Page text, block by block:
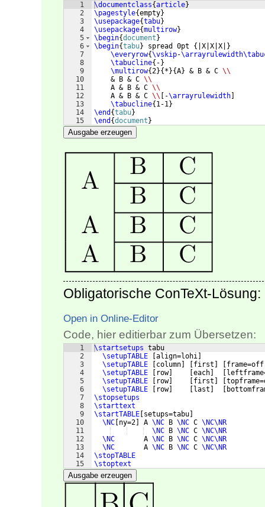
1
2
3
4
5
6
7
8
9
10
11
12
13
14
15
\documentclass{article}
\pagestyle{empty}
\usepackage{tabu}
\usepackage{multirow}
\begin{document }
\begin{tabu} spread 0pt { |X|X|X|
}
\everyrow{\vskip-
\tabucline{ - }
\multirow{2}{ * }{A} & B & C \\
    & B & C
\\
    A & B & C
\\
    A & B & C
\\ -\arrayrulewidth
\tabucline{ 1-1}
\end {tabu}
\end {document }
Ausgabe erzeugen
Obligatorische ConTeXt-Lösung:
Open in Online-Editor
Code, hier editierbar zum Übersetzen:
1
2
3
4
5
6
7
8
9
10
11
12
13
14
15
\startsetups tabu
\setupTABLE
align=lohi
\setupTABLE
column first frame=off
\setupTABLE
row] each
\setupTABLE
row] first
\setupTABLE
row] last
\stopsetups
\starttext
\startTABLE setups=tabu
\NC ny=2 A \NC B \NC C \NC\NR
\NC B \NC C \NC\NR
\NC
       A
\NC B \NC C \NC\NR
\NC
       A
\NC B \NC C \NC\NR
\stopTABLE
\stoptext
Ausgabe erzeugen